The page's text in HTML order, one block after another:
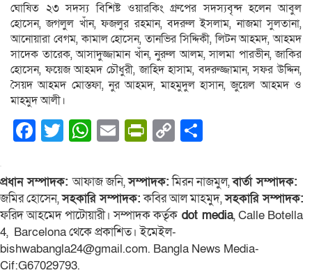
ঘোষিত ২৩ সদস্য বিশিষ্ট ওয়ারকিং গ্রুপের সদস্যবৃন্দ হলেন আবুল
হোসেন, জগলুল খাঁন, ফজলুর রহমান, বদরুল ইসলাম, নাজমা সুলতানা,
আনোয়ারা বেগম, কামাল হোসেন, তানভির সিদ্দিকী, লিটন আহমদ, আহমদ
সাদেক তারেক, আসাদুজ্জামান খাঁন, নুরুল আলম, সালমা পারভীন, জাকির
হোসেন, ফয়েজ আহমদ চৌধুরী, জাহিদ হাসাম, বদরুজ্জামান, সফর উদ্দিন,
সৈয়দ আহমদ মোস্তফা, নুর আহমদ, মাহমুদুল হাসান, জুয়েল আহমদ ও
মাহমুদ আলী।
Facebook
Twitter
WhatsApp
EmailPrintFriendly
Copy
প্রধান সম্পাদক:আফাজ জনি,সম্পাদক:মিরন নাজমুল,বার্তা সম্পাদক:
জমির হোসেন,সহকারি সম্পাদক:কবির আল মাহমুদ,সহকারি সম্পাদক:
ফরিদ আহমেদ পাটোয়ারী। সম্পাদক কর্তৃক dot media, Calle Botella
4, Barcelona থেকে প্রকাশিত। ইমেইল-
bishwabangla24@gmail.com. Bangla News Media-
Cif:G67029793.